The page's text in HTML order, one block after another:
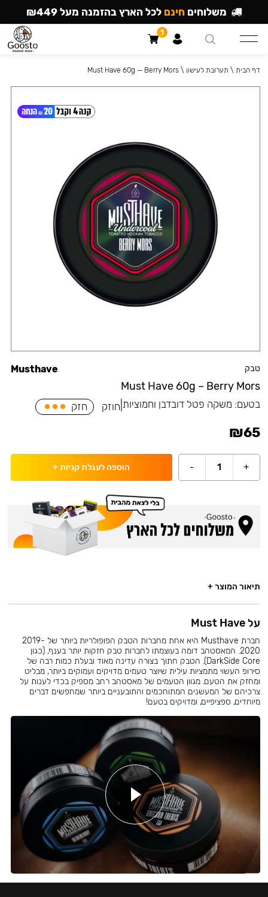
טבק
Must Have 60g – Berry Mors
Musthave
בטעם: משקה פטל דובדבן וחמוציות חוזק חזק
₪65
+
1
- הוספה לעגלת קניות +
דף הבית \ תערובת לעישון \
Must Have 60g — Berry Mors
תיאור המוצר +
על Must Have
חברת Musthave היא אחת מחברות הטבק הפופולריות ביותר של 2019-
2020. המאסטהב דומה בעוצמתו לחברות טבק חזקות יותר בענף, (כגון
DarkSide Core). הטבק חתוך בצורה עדינה מאוד ובעלת כמות רבה של
סירופ העשוי מתמציות עילית שיוצר טעמים מדויקים ועמוקים ביותר, מבליט
ומחזק את הטעם. מגוון הטעמים של מאסטהב רחב מספיק בכדי לענות על
צרכיהם של המעשנים המתוחכמים והתובעניים ביותר שמחפשים דברים
מיוחדים, ספציפיים, ומדויקים בטעם!
משלוחים חינם לכל הארץ בהזמנה מעל ₪449
1